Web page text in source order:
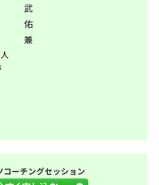
武
佑
兼
コーチングセッション